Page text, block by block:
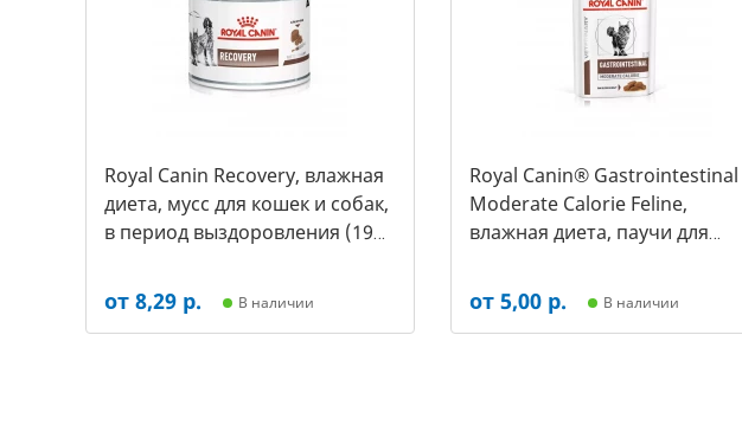
Royal Canin Recovery, влажная
диета, мусс для кошек и собак,
в период выздоровления (195
от 8,29 р. В наличии
Royal Canin® Gastrointestinal
Moderate Calorie Feline,
влажная диета, паучи для
пищеварения, в соусе (85 г.)
от 5,00 р. В наличии